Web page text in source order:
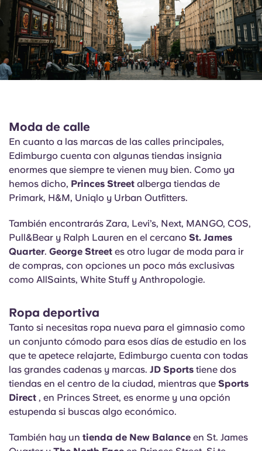
Moda de calle
En cuanto a las marcas de las calles principales,
Edimburgo cuenta con algunas tiendas insignia
enormes que siempre te vienen muy bien. Como ya
hemos dicho, Princes Street alberga tiendas de
Primark, H&M, Uniqlo y Urban Outfitters.
También encontrarás Zara, Levi’s, Next, MANGO, COS,
Pull&Bear y Ralph Lauren en el cercano St. James
Quarter. George Street es otro lugar de moda para ir
de compras, con opciones un poco más exclusivas
como AllSaints, White Stuff y Anthropologie.
Ropa deportiva
Tanto si necesitas ropa nueva para el gimnasio como
un conjunto cómodo para esos días de estudio en los
que te apetece relajarte, Edimburgo cuenta con todas
las grandes cadenas y marcas. JD Sports tiene dos
tiendas en el centro de la ciudad, mientras que Sports
Direct , en Princes Street, es enorme y una opción
estupenda si buscas algo económico.
También hay un tienda de New Balance en St. James